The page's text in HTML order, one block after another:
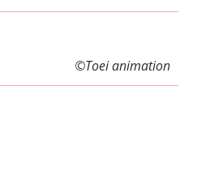
©Toei animation